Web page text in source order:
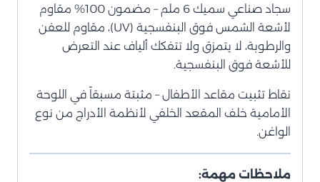
سجاد صناعي سميك 6 ملم – مضمون 100% مقاوم
لأشعة الشمس فوق البنفسجية (UV)، مقاوم للعفن
والرطوبة، لا يتمزق ولا تتفكك ألياف عند التعرض
للأشعة فوق البنفسجية.
نقاط تثبيت مقاعد الأطفال – مثبتة مسبقاً في اللوحة
الأمامية خلف المقعد الخلفي لأنظمة الأدراج من نوع
الواغن.
ملاحظات مهمة: